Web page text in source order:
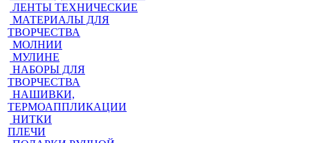
ЛЕНТЫ ТЕХНИЧЕСКИЕ
МАТЕРИАЛЫ ДЛЯ
ТВОРЧЕСТВА
МОЛНИИ
МУЛИНЕ
НАБОРЫ ДЛЯ
ТВОРЧЕСТВА
НАШИВКИ,
ТЕРМОАППЛИКАЦИИ
НИТКИ
ПЛЕЧИ